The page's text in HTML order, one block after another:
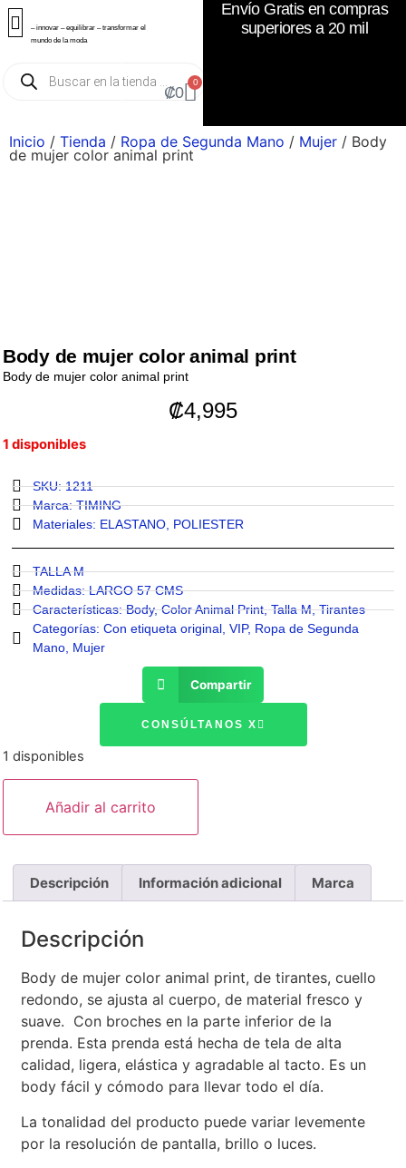
– innovar – equilibrar – transformar el
mundo de la moda
₡0
0
Envío Gratis en compras
superiores a 20 mil
Inicio / Tienda / Ropa de Segunda Mano / Mujer / Body
de mujer color animal print
Body de mujer color animal print
Body de mujer color animal print
₡4,995
1 disponibles
SKU: 1211
Marca:TIMING
Materiales: ELASTANO POLIESTER
TALLA M
Medidas:LARGO 57 CMS
Características:Body,Color Animal Print,Talla M,Tirantes
Categorías: Con etiqueta original VIP, Ropa de Segunda
Mano Mujer
Compartir
CONSÚLTANOS X
1 disponibles
Añadir al carrito
Descripción Información adicional Marca
Descripción
Body de mujer color animal print, de tirantes, cuello
redondo, se ajusta al cuerpo, de material fresco y
suave. Con broches en la parte inferior de la
prenda. Esta prenda está hecha de tela de alta
calidad, ligera, elástica y agradable al tacto. Es un
body fácil y cómodo para llevar todo el día.
La tonalidad del producto puede variar levemente
por la resolución de pantalla, brillo o luces.